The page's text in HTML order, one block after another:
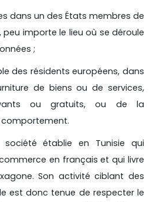
dans un des États membres de
peu importe le lieu où se déroule
;
des résidents européens, dans
de biens ou de services,
ou gratuits, ou de la
comportement.
société établie en Tunisie qui
en français et qui livre
Son activité ciblant des
est donc tenue de respecter le